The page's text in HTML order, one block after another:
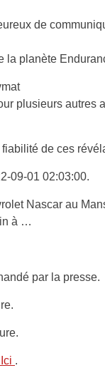
de
la planète
plusieurs autres
fiabilité de ces
09-01 02:03:00.
Nascar au
à …
par la presse.
.